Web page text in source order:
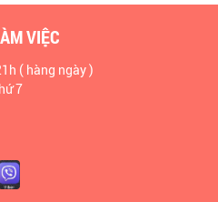
VIỆC
( hàng ngày )
7